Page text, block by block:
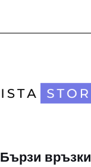
Бързи връзки